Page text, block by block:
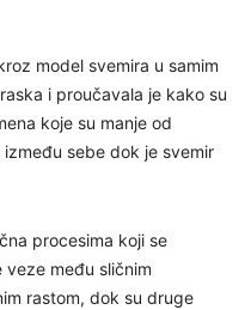
model svemira u samim
i proučavala je kako su
koje su manje od
sebe dok je svemir
procesima koji se
među sličnim
rastom, dok su druge